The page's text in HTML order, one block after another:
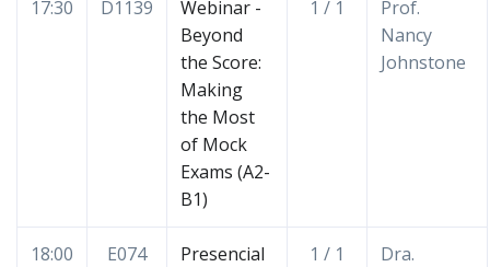
17:30 D1139
Webinar -
Beyond
the Score:
Making
the Most
of Mock
Exams (A2-
B1)
1 / 1
Prof.
Nancy
Johnstone
18:00 E074
Presencial
1 / 1
Dra.